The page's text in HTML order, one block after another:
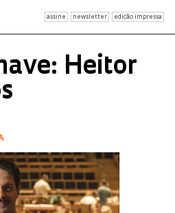
assine newsletter edição impressa
Heitor